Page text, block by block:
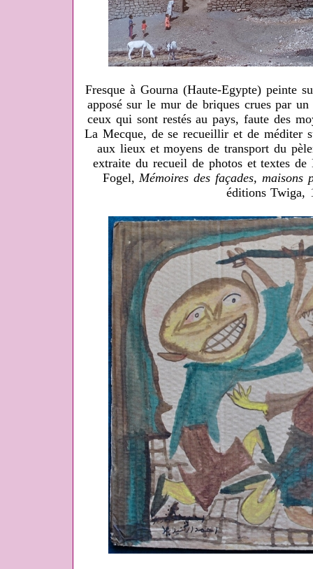
Fresque à Gourna (Haute-Egypte) peinte
apposé sur le mur de briques crues par
ceux qui sont restés au pays, faute des
La Mecque, de se recueillir et de méditer
aux lieux et moyens de transport du
extraite du recueil de photos et textes de
Fogel,Mémoires des façades, maisons
éditions Twiga,